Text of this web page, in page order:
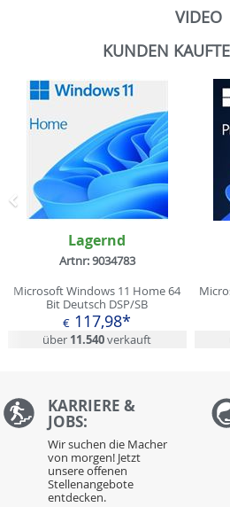
VIDEO
KUNDEN
Lagernd
Artnr: 9034783
Microsoft Windows 11 Home 64
Bit Deutsch DSP/SB
€ 117,98*
über 11.540verkauft
Zurück
KARRIERE &
JOBS:
Wir suchen die Macher
von morgen! Jetzt
unsere offenen
Stellenangebote
entdecken.